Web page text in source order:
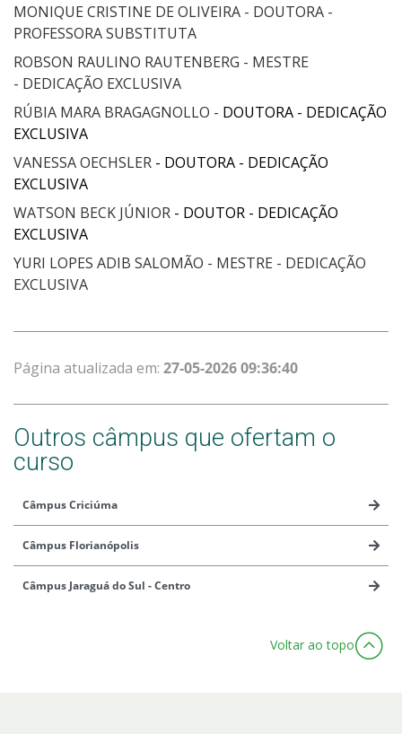
MONIQUE CRISTINE DE OLIVEIRA - DOUTORA -
PROFESSORA SUBSTITUTA
ROBSON RAULINO RAUTENBERG - MESTRE
- DEDICAÇÃO EXCLUSIVA
RÚBIA MARA BRAGAGNOLLO - DOUTORA - DEDICAÇÃO
EXCLUSIVA
VANESSA OECHSLER - DOUTORA - DEDICAÇÃO
EXCLUSIVA
WATSON BECK JÚNIOR - DOUTOR - DEDICAÇÃO
EXCLUSIVA
YURI LOPES ADIB SALOMÃO - MESTRE - DEDICAÇÃO
EXCLUSIVA
Página atualizada em: 27-05-2026 09:36:40
Outros câmpus que ofertam o
curso
Câmpus Criciúma
Câmpus Florianópolis
Câmpus Jaraguá do Sul - Centro
Voltar ao topo